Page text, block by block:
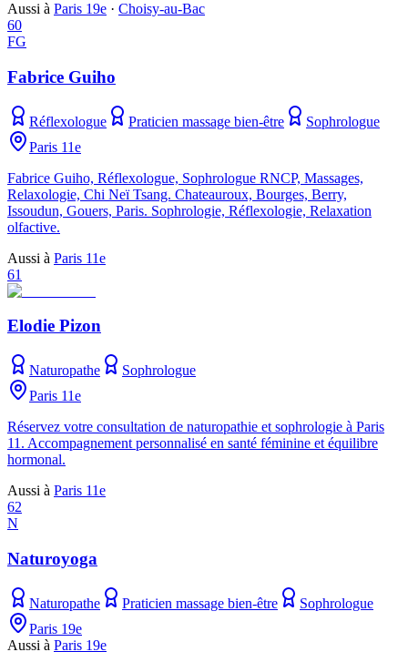
Aussi à Paris 19e · Choisy-au-Bac
60
FG
Fabrice Guiho
Réflexologue Praticien massage bien-être
Sophrologue
Paris 11e
Fabrice Guiho, Réflexologue, Sophrologue RNCP, Massages,
Relaxologie, Chi Neï Tsang. Chateauroux, Bourges, Berry,
Issoudun, Gouers, Paris. Sophrologie, Réflexologie, Relaxation
olfactive.
Aussi à Paris 11e
61
Elodie Pizon
Naturopathe
Sophrologue
Paris 11e
Réservez votre consultation de naturopathie et sophrologie à Paris
11. Accompagnement personnalisé en santé féminine et équilibre
hormonal.
Aussi à Paris 11e
62
N
Naturoyoga
Naturopathe Praticien massage bien-être
Sophrologue
Paris 19e
Aussi à Paris 19e